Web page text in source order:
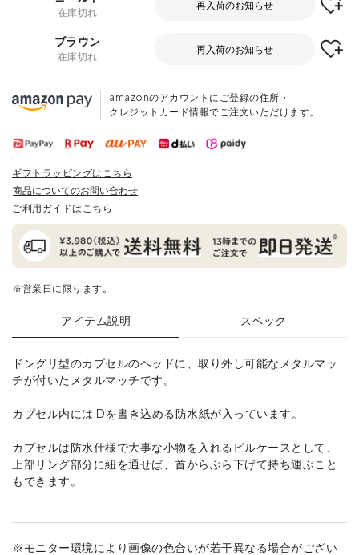
在庫切れ
再入荷のお知らせ
ブラウン
在庫切れ
再入荷のお知らせ
amazonのアカウントにご登録の住所・
クレジットカード情報でご注文いただけます。
ギフトラッピングはこちら
商品についてのお問い合わせ
ご利用ガイドはこちら
※営業日に限ります。
アイテム説明 スペック
ドングリ型のカプセルのヘッドに、取り外し可能なメタルマッ
チが付いたメタルマッチです。
カプセル内にはIDを書き込める防水紙が入っています。
カプセルは防水仕様で大事な小物を入れるピルケースとして、
上部リング部分に紐を通せば、首からぶら下げて持ち運ぶこと
もできます。
※モニター環境により画像の色合いが若干異なる場合がござい